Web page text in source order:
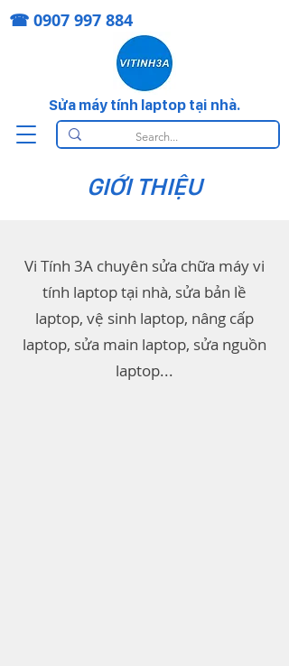
Sửa máy tính laptop tại nhà.
☎ 0907 997 884
GIỚI THIỆU
Vi Tính 3A chuyên sửa chữa máy vi
tính laptop tại nhà, sửa bản lề
laptop, vệ sinh laptop, nâng cấp
laptop, sửa main laptop, sửa nguồn
laptop...